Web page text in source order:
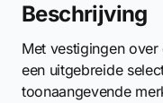
Beschrijving
Met vestigingen
een uitgebreide
toonaangevende